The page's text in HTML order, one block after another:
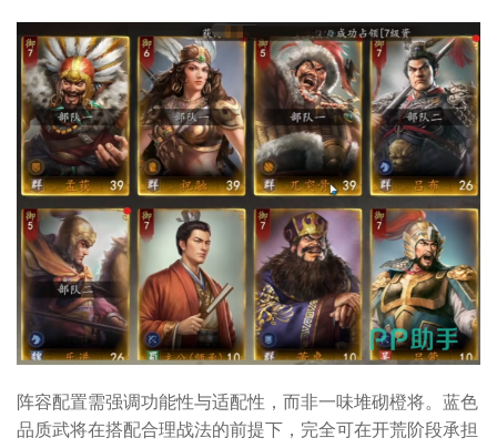
阵容配置需强调功能性与适配性，而非一味堆砌橙将。蓝色
品质武将在搭配合理战法的前提下，完全可在开荒阶段承担